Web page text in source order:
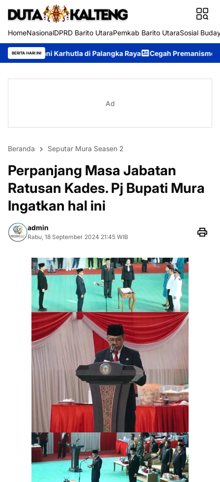
HomeNasionalDPRD Barito UtaraPemkab Barito UtaraSosial
BERITA HARI INI
di Palangka Raya Cegah Premanisme, Tim Patroli Perintis
Ad
Beranda Seputar Mura Seasen 2
Perpanjang Masa Jabatan
Ratusan Kades. Pj Bupati Mura
Ingatkan hal ini
admin
Rabu, 18 September 2024 21:45 WIB